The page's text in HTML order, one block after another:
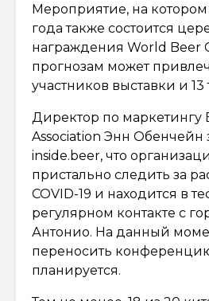
Мероприятие, на
года также состоится
награждения World Beer
прогнозам может
участников выставки и 13
Директор по маркетингу
Association Энн Обенчейн
inside.beer, что
пристально следить за
COVID-19 и находится в
регулярном контакте с
Антонио. На данный
переносить
планируется.